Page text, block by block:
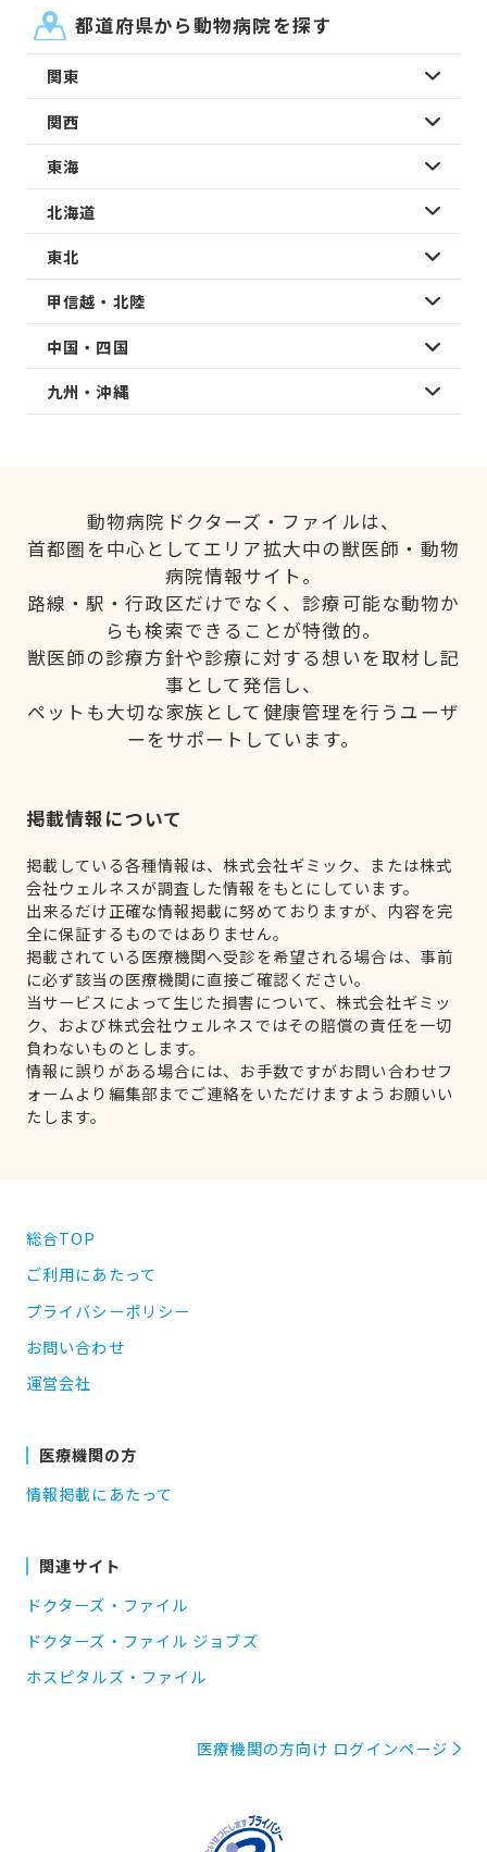
都道府県から動物病院を探す
関東
関西
東海
北海道
東北
甲信越・北陸
中国・四国
九州・沖縄
動物病院ドクターズ・ファイルは、
首都圏を中心としてエリア拡大中の獣医師・動物
病院情報サイト。
路線・駅・行政区だけでなく、診療可能な動物か
らも検索できることが特徴的。
獣医師の診療方針や診療に対する想いを取材し記
事として発信し、
ペットも大切な家族として健康管理を行うユーザ
ーをサポートしています。
掲載情報について
掲載している各種情報は、株式会社ギミック、または株式
会社ウェルネスが調査した情報をもとにしています。
出来るだけ正確な情報掲載に努めておりますが、内容を完
全に保証するものではありません。
掲載されている医療機関へ受診を希望される場合は、事前
に必ず該当の医療機関に直接ご確認ください。
当サービスによって生じた損害について、株式会社ギミッ
ク、および株式会社ウェルネスではその賠償の責任を一切
負わないものとします。
情報に誤りがある場合には、お手数ですがお問い合わせフ
ォームより編集部までご連絡をいただけますようお願いい
たします。
総合TOP
ご利用にあたって
プライバシーポリシー
お問い合わせ
運営会社
医療機関の方
情報掲載にあたって
関連サイト
ドクターズ・ファイル
ドクターズ・ファイル ジョブズ
ホスピタルズ・ファイル
医療機関の方向け ログインページ